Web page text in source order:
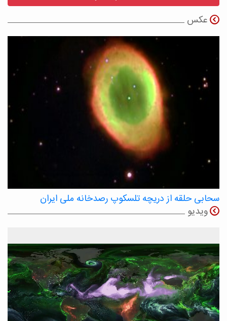
عکس
سحابی حلقه از دریچه تلسکوپ رصدخانه ملی ایران
ویدیو